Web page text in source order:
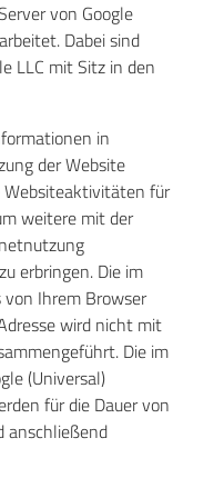
von Google
Dabei sind
LLC mit Sitz in den
in
der Website
Websiteaktivitäten für
weitere mit der
erbringen. Die im
Ihrem Browser
wird nicht mit
Die im
(Universal)
für die Dauer von
anschließend